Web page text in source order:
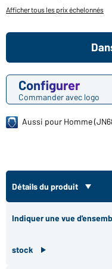
Afficher tous les prix échelonnés
Configurer
Commander avec logo
Aussi pour Homme
Détails du produit
Indiquer une vue
stock